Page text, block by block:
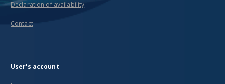
Declaration of availability
Contact
User's account